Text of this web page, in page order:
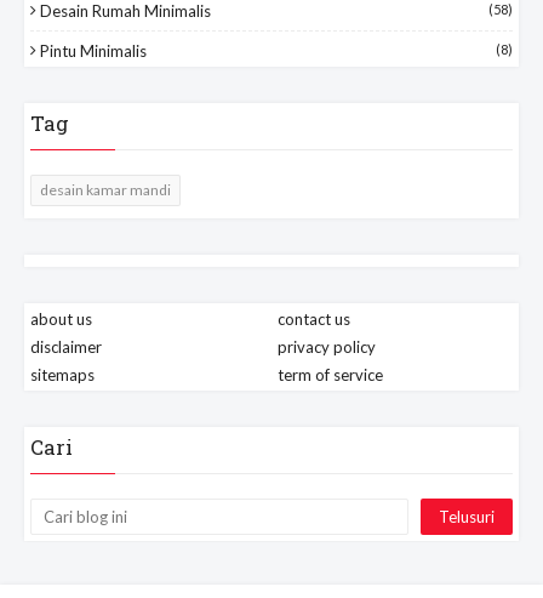
Desain Rumah Minimalis (58)
Pintu Minimalis (8)
Tag
desain kamar mandi
about us
contact us
disclaimer
privacy policy
sitemaps
term of service
Cari